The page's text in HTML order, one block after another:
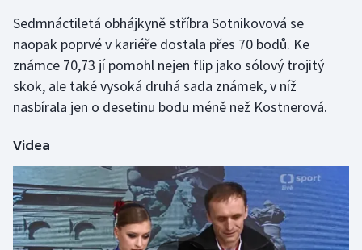
Motorsport
Olympijské hry
Parasport
Plavání
Plážový volejbal
Ragby
Sedmnáctiletá obhájkyně stříbra Sotnikovová se
naopak poprvé v kariéře dostala přes 70 bodů. Ke
známce 70,73 jí pomohl nejen flip jako sólový trojitý
skok, ale také vysoká druhá sada známek, v níž
nasbírala jen o desetinu bodu méně než Kostnerová.
Videa